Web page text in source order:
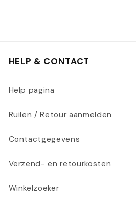
HELP & CONTACT
Help pagina
Ruilen / Retour aanmelden
Contactgegevens
Verzend- en retourkosten
Winkelzoeker